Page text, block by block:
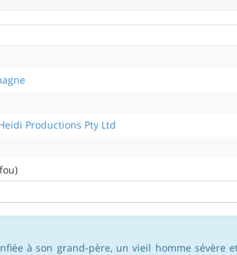
Productions Pty Ltd
à son grand-père, un vieil homme sévère